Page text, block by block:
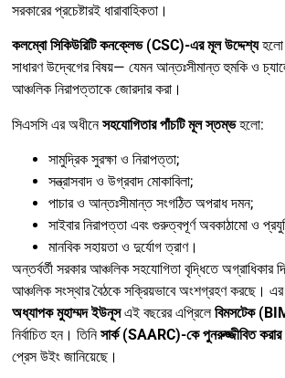
সরকারের প্রচেষ্টারই ধারাবাহিকতা।
কলম্বো সিকিউরিটি কনক্লেভ (CSC)-এর মূল উদ্দেশ্যহলো
সাধারণ উদ্বেগের বিষয়— যেমন আন্তঃসীমান্ত হুমকি ও
আঞ্চলিক নিরাপত্তাকে জোরদার করা।
সিএসসি এর অধীনেসহযোগিতার পাঁচটি মূল স্তম্ভহলো:
সামুদ্রিক সুরক্ষা ও নিরাপত্তা;
সন্ত্রাসবাদ ও উগ্রবাদ মোকাবিলা;
পাচার ও আন্তঃসীমান্ত সংগঠিত অপরাধ দমন;
সাইবার নিরাপত্তা এবং গুরুত্বপূর্ণ অবকাঠামো ও
মানবিক সহায়তা ও দুর্যোগ ত্রাণ।
অন্তর্বর্তী সরকার আঞ্চলিক সহযোগিতা বৃদ্ধিতে অগ্রাধিকার
আঞ্চলিক সংস্থার বৈঠকে সক্রিয়ভাবে অংশগ্রহণ করছে। এর
অধ্যাপক মুহাম্মদ ইউনূসএই বছরের এপ্রিলেবিমসটেক
নির্বাচিত হন। তিনিসার্ক (SAARC)-কে পুনরুজ্জীবিত
প্রেস উইং জানিয়েছে।